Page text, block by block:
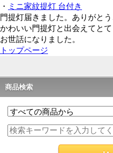
・ ミニ家紋提灯 台付き
門提灯届きました。ありがとう
かわいい門提灯と出会えてとて
お世話になりました。
トップページ
商品検索